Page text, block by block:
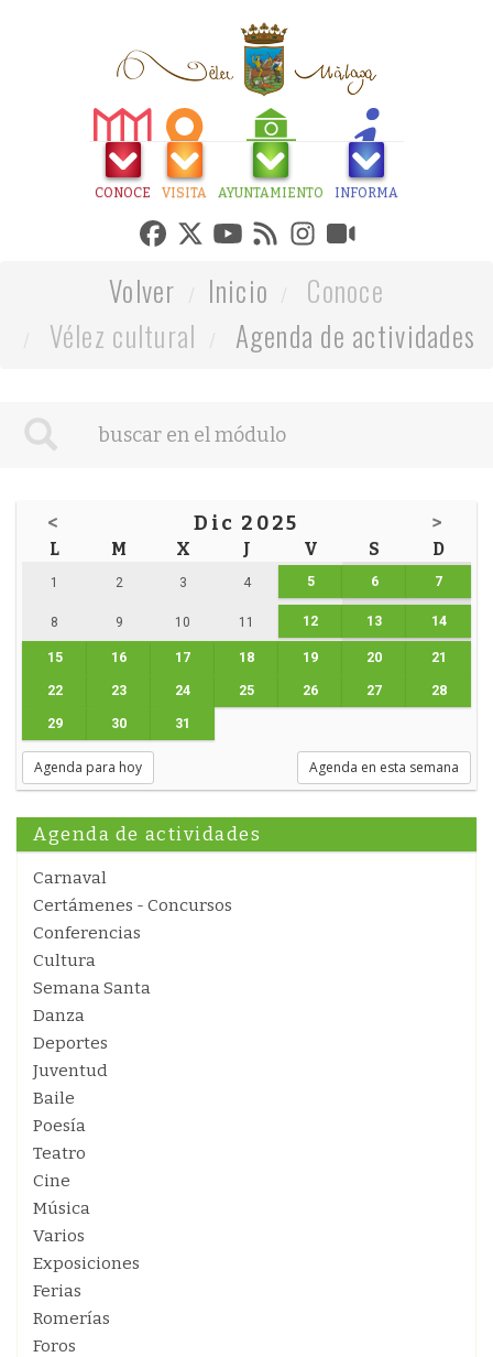
CONOCE VISITA AYUNTAMIENTO INFORMA
Volver Inicio
Conoce
Vélez cultural
Agenda de actividades
< Dic 2025 >
L M X J V S D
1 2 3 4 5 6 7
8 9 10 11 12 13 14
15 16 17 18 19 20 21
22 23 24 25 26 27 28
29 30 31
Agenda para hoy Agenda en esta semana
Agenda de actividades
Carnaval
Certámenes - Concursos
Conferencias
Cultura
Semana Santa
Danza
Deportes
Juventud
Baile
Poesía
Teatro
Cine
Música
Varios
Exposiciones
Ferias
Romerías
Foros